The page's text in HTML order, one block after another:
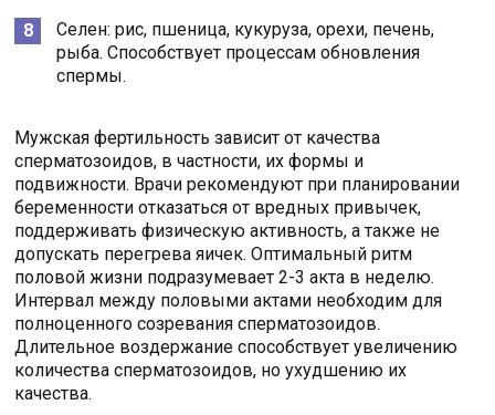
Селен: рис, пшеница, кукуруза, орехи, печень,
рыба. Способствует процессам обновления
спермы.
Мужская фертильность зависит от качества
сперматозоидов, в частности, их формы и
подвижности. Врачи рекомендуют при планировании
беременности отказаться от вредных привычек,
поддерживать физическую активность, а также не
допускать перегрева яичек. Оптимальный ритм
половой жизни подразумевает 2-3 акта в неделю.
Интервал между половыми актами необходим для
полноценного созревания сперматозоидов.
Длительное воздержание способствует увеличению
количества сперматозоидов, но ухудшению их
качества.